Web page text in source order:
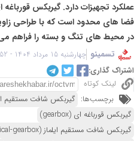
عملکرد تجهیزات دارد. گیربکس
فضا های محدود است که با طراحی
در محیط‌ های تنگ و بسته را فراهم
تسمینو چهارشنبه 15 مرداد 1404 - 13:52
اشتراک گذاری:
لینک کوتاه
برچسب‌ها: گیربکس شافت مستقیم
گیربکس قورباغه ای (gearbox)
گیربکس شافت مستقیم ایلماز (yilmaz-helical-gearbox)